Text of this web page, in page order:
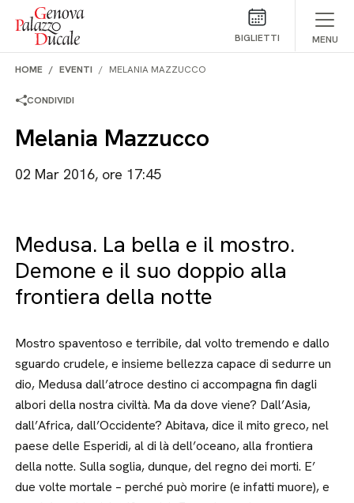
Salta al contenuto
BIGLIETTI MENU
HOME EVENTI MELANIA MAZZUCCO
CONDIVIDI
Melania Mazzucco
02 Mar 2016, ore 17:45
Medusa. La bella e il mostro.
Demone e il suo doppio alla
frontiera della notte
Mostro spaventoso e terribile, dal volto tremendo e dallo
sguardo crudele, e insieme bellezza capace di sedurre un
dio, Medusa dall’atroce destino ci accompagna fin dagli
albori della nostra civiltà. Ma da dove viene? Dall’Asia,
dall’Africa, dall’Occidente? Abitava, dice il mito greco, nel
paese delle Esperidi, al di là dell’oceano, alla frontiera
della notte. Sulla soglia, dunque, del regno dei morti. E’
due volte mortale – perché può morire (e infatti muore), e